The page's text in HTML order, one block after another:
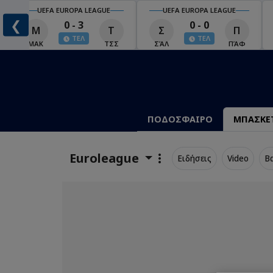
❮
UEFA EUROPA LEAGUE
Μ
ΜΑΚ
0 - 3
ΤΕΛ
Τ
ΤΣΣ
UEFA EUROPA LEAGUE
Σ
ΣΆΛ
0 - 0
ΤΕΛ
Π
ΠΆΦ
ΠΟΔΟΣΦΑΙΡΟ
Euroleague Ειδήσεις Video